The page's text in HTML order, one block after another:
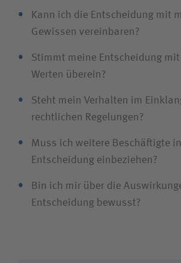
Geschäftsführung einbezogen
in der konkreten Situation nicht
oder der sexuellen Identität
Wir fördern an unseren Standorten
Bei Interessenkonflikten wenden
jeweils zur Verfügung stehenden
Wir beachten insbesondere die
gesetzlichen Bestimmungen des
Beschaffungen erfolgen im
Grundsätze der Wirtschaftlichkeit,
Verhältnismäßigkeit und der
Kann ich die Entscheidung mit
Gewissen vereinbaren?
Stimmt meine Entscheidung mit
Werten überein?
Steht mein Verhalten im
rechtlichen Regelungen?
Muss ich weitere Beschäftigte
Entscheidung einbeziehen?
Bin ich mir über die
Entscheidung bewusst?